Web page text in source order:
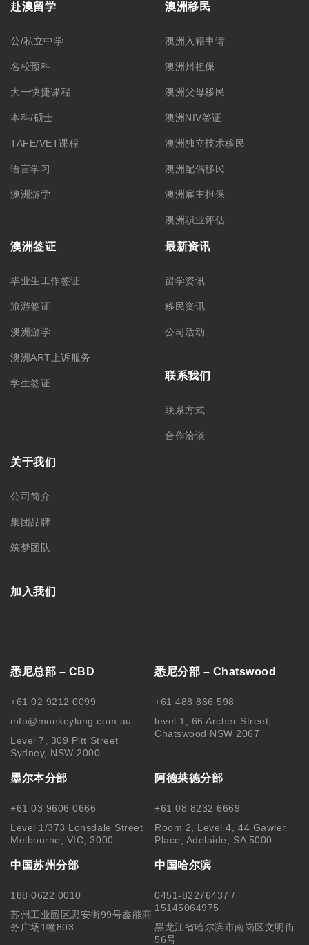
赴澳留学
公/私立中学
名校预科
大一快捷课程
本科/硕士
TAFE/VET课程
语言学习
澳洲游学
澳洲移民
澳洲入籍申请
澳洲州担保
澳洲父母移民
澳洲NIV签证
澳洲独立技术移民
澳洲配偶移民
澳洲雇主担保
澳洲职业评估
澳洲签证
毕业生工作签证
旅游签证
澳洲游学
澳洲ART上诉服务
学生签证
最新资讯
留学资讯
移民资讯
公司活动
联系我们
联系方式
合作洽谈
关于我们
公司简介
集团品牌
筑梦团队
加入我们
悉尼总部 – CBD
+61 02 9212 0099
info@monkeyking.com.au
Level 7, 309 Pitt Street
Sydney, NSW 2000
悉尼分部 – Chatswood
+61 488 866 598
level 1, 66 Archer Street,
Chatswood NSW 2067
墨尔本分部
+61 03 9606 0666
Level 1/373 Lonsdale Street
Melbourne, VIC, 3000
阿德莱德分部
+61 08 8232 6669
Room 2, Level 4, 44 Gawler
Place, Adelaide, SA 5000
中国苏州分部
188 0622 0010
苏州工业园区思安街99号鑫能商
务广场1幢803
中国哈尔滨
0451-82276437 /
15145064975
黑龙江省哈尔滨市南岗区文明街
56号